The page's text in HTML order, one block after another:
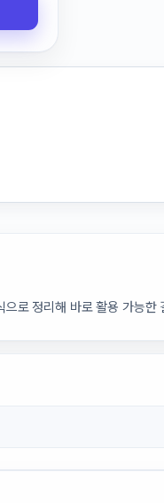
로 정리해 바로 활용 가능한